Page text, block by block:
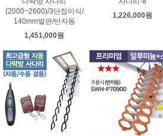
(2000~2600)/3단접이식/
140mm발판/반자동
1,451,000원
1,226,000원